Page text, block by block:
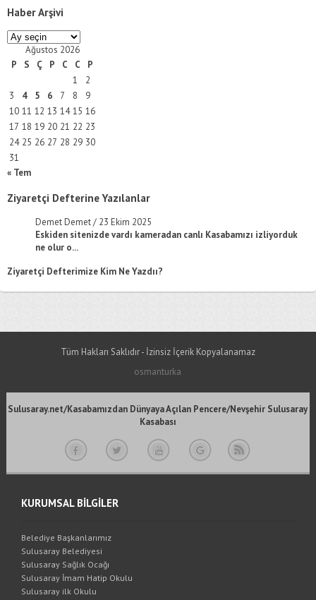
Haber Arşivi
Haber
ArşiviAğustos 2026
P
S Ç P C C
P
1
2
3
4 5 6 7 8
9
10 11 12 13 14 15 16
17 18 19 20 21 22 23
24 25 26 27 28 29 30
31
« Tem
Ziyaretçi Defterine Yazılanlar
Demet Demet/ 23 Ekim 2025
Eskiden sitenizde vardı kameradan canlı Kasabamızı izliyorduk
ne olur o...
Ziyaretçi Defterimize Kim Ne Yazdıı?
Tüm Hakları Saklıdır - İzinsiz İçerik Kopyalanamaz
osmanturka
Sulusaray.net/Kasabamızdan Dünyaya Açılan Pencere/Nevşehir Sulusaray
Kasabası
KURUMSAL BİLGİLER
Belediye Başkanlarımız
Sulusaray Belediyesi
Sulusaray Sağlık Ocağı
Sulusaray İmam Hatip Okulu
Sulusaray ilk Okulu